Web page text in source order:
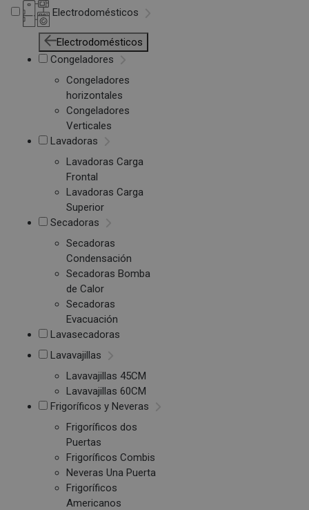
Electrodomésticos
Electrodomésticos
Congeladores
Congeladores
horizontales
Congeladores
Verticales
Lavadoras
Lavadoras Carga
Frontal
Lavadoras Carga
Superior
Secadoras
Secadoras
Condensación
Secadoras Bomba
de Calor
Secadoras
Evacuación
Lavasecadoras
Lavavajillas
Lavavajillas 45CM
Lavavajillas 60CM
Frigoríficos y Neveras
Frigoríficos dos
Puertas
Frigoríficos Combis
Neveras Una Puerta
Frigoríficos
Americanos